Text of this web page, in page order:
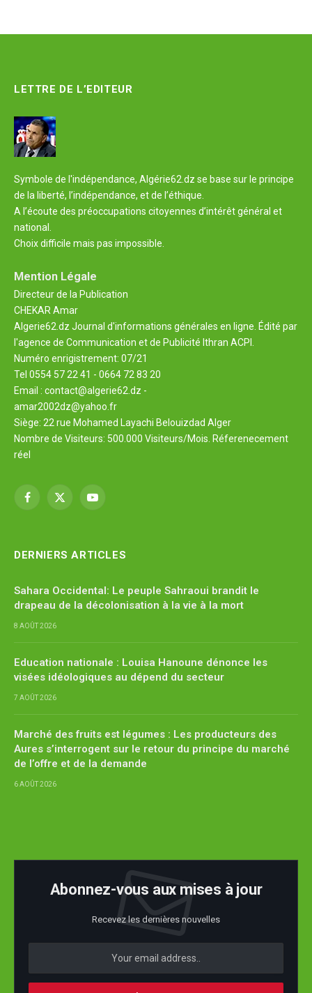
LETTRE DE L’EDITEUR
Symbole de l'indépendance, Algérie62.dz se base sur le principe
de la liberté, l’indépendance, et de l’éthique.
A l’écoute des préoccupations citoyennes d’intérêt général et
national.
Choix difficile mais pas impossible.
Mention Légale
Directeur de la Publication
CHEKAR Amar
Algerie62.dz Journal d'informations générales en ligne. Édité par
l'agence de Communication et de Publicité Ithran ACPI.
Numéro enrigistrement: 07/21
Tel 0554 57 22 41 - 0664 72 83 20
Email : contact@algerie62.dz -
amar2002dz@yahoo.fr
Siège: 22 rue Mohamed Layachi Belouizdad Alger
Nombre de Visiteurs: 500.000 Visiteurs/Mois. Réferenecement
réel
Facebook
X
YouTube
DERNIERS ARTICLES
Sahara Occidental: Le peuple Sahraoui brandit le
drapeau de la décolonisation à la vie à la mort
8 AOÛT 2026
Education nationale : Louisa Hanoune dénonce les
visées idéologiques au dépend du secteur
7 AOÛT 2026
Marché des fruits est légumes : Les producteurs des
Aures s’interrogent sur le retour du principe du marché
de l’offre et de la demande
6 AOÛT 2026
Abonnez-vous aux mises à jour
Recevez les dernières nouvelles